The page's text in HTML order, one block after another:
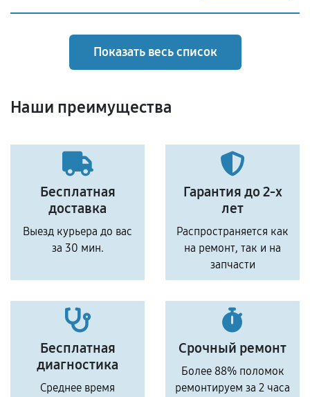
Показать весь список
Наши преимущества
Бесплатная
доставка
Выезд курьера до вас
за 30 мин.
Гарантия до 2-х
лет
Распространяется как
на ремонт, так и на
запчасти
Бесплатная
диагностика
Среднее время
Срочный ремонт
Более 88% поломок
ремонтируем за 2 часа